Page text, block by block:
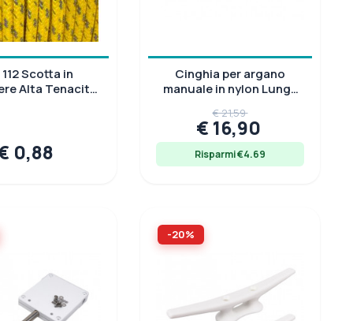
Scotta in
Alta Tenacità
0,88
Cinghia per argano
manuale in nylon Lunga
€ 21,59
€ 16,90
Risparmi €4.69
-20%